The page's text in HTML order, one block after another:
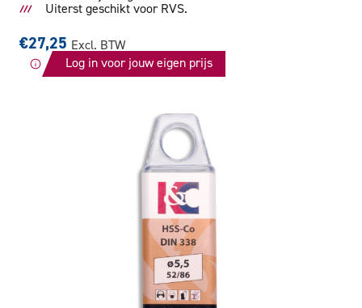
Uiterst geschikt voor RVS.
€27,25 Excl. BTW
Log in voor jouw eigen prijs